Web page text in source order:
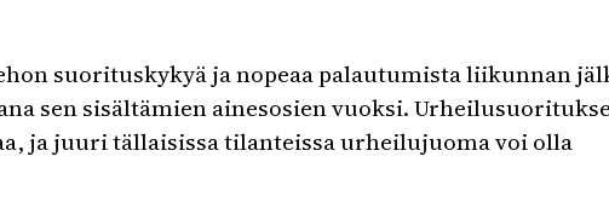
suorituskykyä ja nopeaa palautumista liikunnan
sen sisältämien ainesosien vuoksi.
ja juuri tällaisissa tilanteissa urheilujuoma voi olla